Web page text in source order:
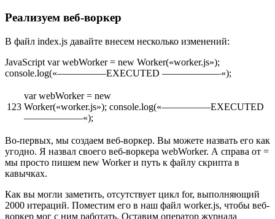
Реализуем веб-воркер
В файл index.js давайте внесем несколько изменений:
JavaScript var webWorker = new Worker(«worker.js»);
console.log(«—————EXECUTED ——————«);
123
var webWorker = new
Worker(«worker.js»); console.log(«—————EXECUTED
——————«);
Во-первых, мы создаем веб-воркер. Вы можете назвать его как
угодно. Я назвал своего веб-воркера webWorker. А справа от =
мы просто пишем new Worker и путь к файлу скрипта в
кавычках.
Как вы могли заметить, отсутствует цикл for, выполняющий
2000 итераций. Поместим его в наш файл worker.js, чтобы веб-
воркер мог с ним работать. Оставим оператор журнала